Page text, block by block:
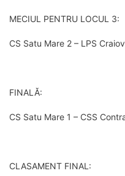
MECIUL PENTRU LOCUL 3:
CS Satu Mare 2 – LPS
FINALĂ:
CS Satu Mare 1 – CSS
CLASAMENT FINAL: